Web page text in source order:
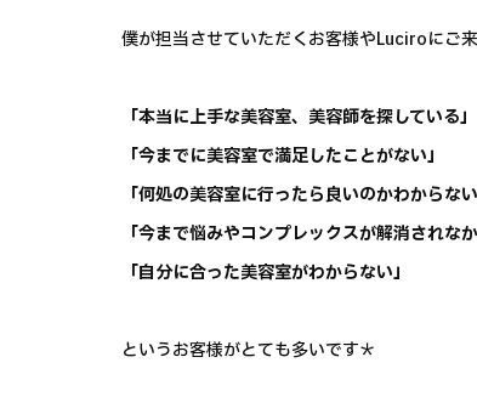
僕が担当させていただくお客様やLuciroにご
「本当に上手な美容室、美容師を探している」
「今までに美容室で満足したことがない」
「何処の美容室に行ったら良いのかわからない
「今まで悩みやコンプレックスが解消されなか
「自分に合った美容室がわからない」
というお客様がとても多いです＊